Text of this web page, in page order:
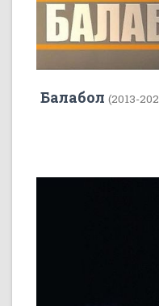
Балабол (2013-